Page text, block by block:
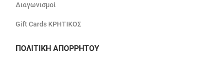
Διαγωνισμοί
Gift Cards ΚΡΗΤΙΚΟΣ
ΠΟΛΙΤΙΚΗ ΑΠΟΡΡΗΤΟΥ